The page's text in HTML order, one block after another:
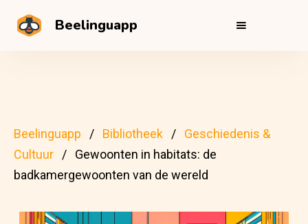
Beelinguapp
Beelinguapp Bibliotheek
Geschiedenis &
Cultuur
Gewoonten in habitats: de
badkamergewoonten van de wereld